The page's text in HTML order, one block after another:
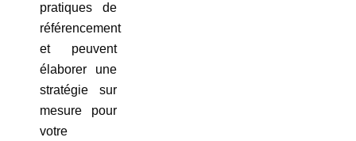
pratiques de
référencement
et peuvent
élaborer une
stratégie sur
mesure pour
votre